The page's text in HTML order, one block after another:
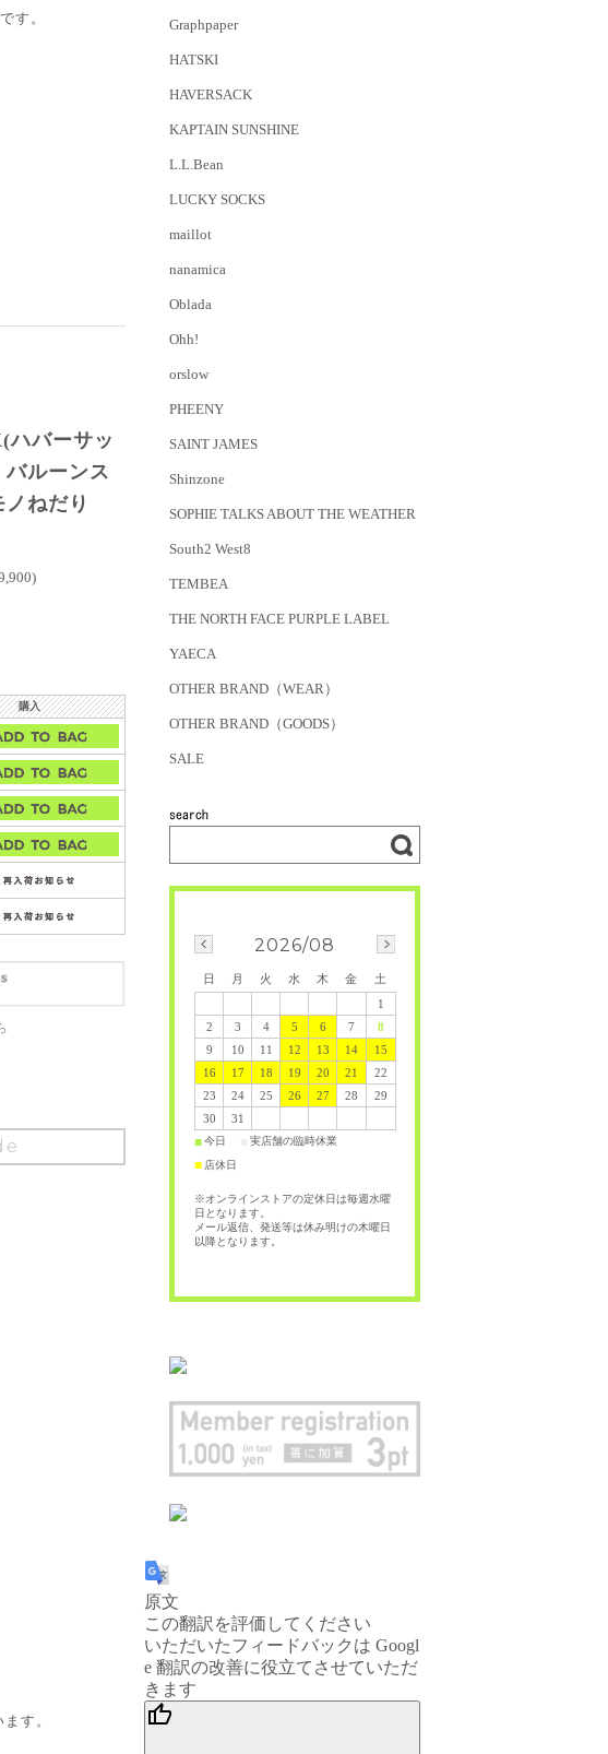
す。
ハバーサッ
ルーンス
ねだり
購入
す。
Graphpaper
HATSKI
HAVERSACK
KAPTAIN SUNSHINE
L.L.Bean
LUCKY SOCKS
maillot
nanamica
Oblada
Ohh!
orslow
PHEENY
SAINT JAMES
Shinzone
SOPHIE TALKS ABOUT THE WEATHER
South2 West8
TEMBEA
THE NORTH FACE PURPLE LABEL
YAECA
OTHER BRAND（WEAR）
OTHER BRAND（GOODS）
SALE
2026/08
日 月 火 水 木 金
土
1
2
3 4 5 6 7
8
9
10 11 12 13 14
15
16
17 18 19 20 21
22
23
24 25 26 27 28
29
30
31
■今日 実店舗の臨時休業
■ 店休日
※オンラインストアの定休日は毎週水曜
日となります。
メール返信、発送等は休み明けの木曜日
以降となります。
原文
この翻訳を評価してください
いただいたフィードバックは Googl
e 翻訳の改善に役立てさせていただ
きます